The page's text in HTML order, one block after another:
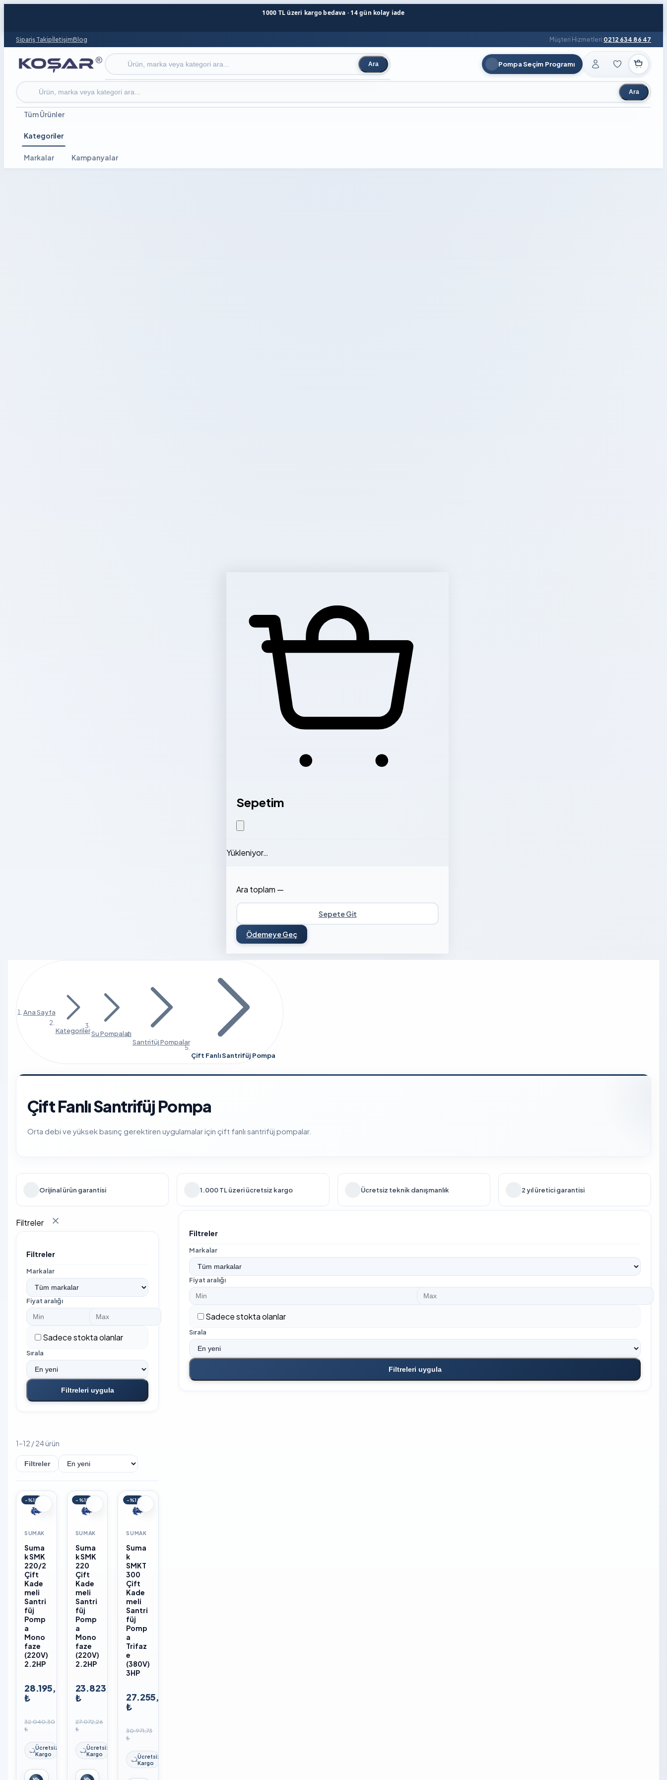
1000 TL üzeri kargo bedava · 14 gün kolay iade
Sipariş TakipİletişimBlog Müşteri Hizmetleri:0212 634 86 47
Ürün ara Ara Pompa Seçim Programı
Ürün ara Ara
Tüm Ürünler
Kategoriler
Markalar Kampanyalar
Sepetim
Yükleniyor…
Ara toplam —
Sepete Git
Ödemeye Geç
Ana Sayfa
KategorilerSu Pompaları
Santrifüj Pompalar
Çift Fanlı Santrifüj Pompa
Çift Fanlı Santrifüj Pompa
Orta debi ve yüksek basınç gerektiren uygulamalar için çift fanlı santrifüj pompalar.
Orijinal ürün garantisi 1.000 TL üzeri ücretsiz kargo Ücretsiz teknik danışmanlık 2 yıl üretici garantisi
Filtreler
Filtreler
Markalar
Fiyat aralığı
Sadece stokta olanlar
Sırala
Filtreleri uygula
Filtreler
Markalar
Fiyat aralığı
Sadece stokta olanlar
Sırala
Filtreleri uygula
1–12 / 24 ürün
Filtreler Sırala
-%12
SUMAK
Suma
k SMK
220/2
Çift
Kade
meli
Santri
füj
Pomp
a
Mono
faze
(220V)
2.2HP
28.195,46
₺
32.040,30
₺
Ücretsiz
Kargo
-%12
SUMAK
Suma
k SMK
220
Çift
Kade
meli
Santri
füj
Pomp
a
Mono
faze
(220V)
2.2HP
23.823,59
₺
27.072,26
₺
Ücretsiz
Kargo
-%12
SUMAK
Suma
k
SMKT
300
Çift
Kade
meli
Santri
füj
Pomp
a
Trifaz
e
(380V)
3HP
27.255,13
₺
30.971,73
₺
Ücretsiz
Kargo